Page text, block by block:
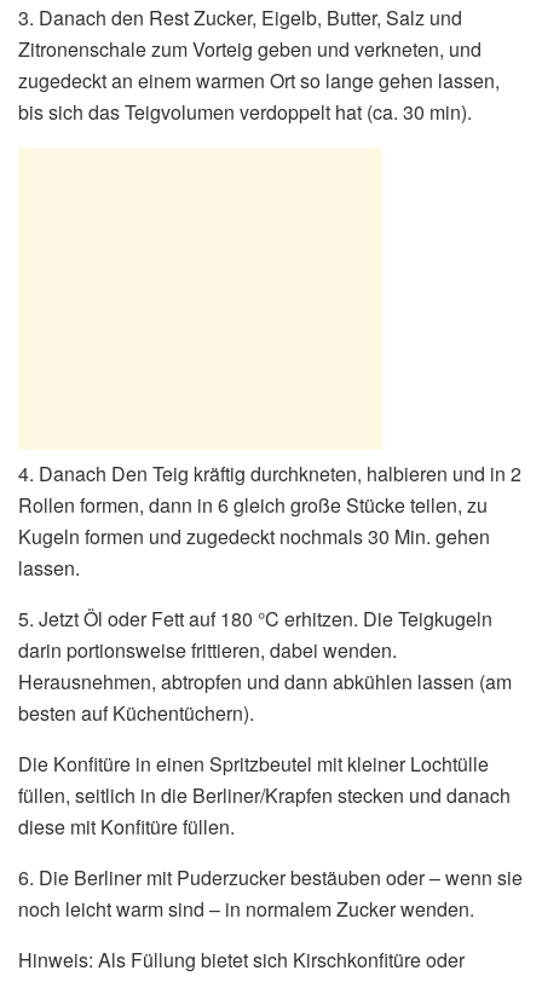
3. Danach den Rest Zucker, Eigelb, Butter, Salz und
Zitronenschale zum Vorteig geben und verkneten, und
zugedeckt an einem warmen Ort so lange gehen lassen,
bis sich das Teigvolumen verdoppelt hat (ca. 30 min).
4. Danach Den Teig kräftig durchkneten, halbieren und in 2
Rollen formen, dann in 6 gleich große Stücke teilen, zu
Kugeln formen und zugedeckt nochmals 30 Min. gehen
lassen.
5. Jetzt Öl oder Fett auf 180 °C erhitzen. Die Teigkugeln
darin portionsweise frittieren, dabei wenden.
Herausnehmen, abtropfen und dann abkühlen lassen (am
besten auf Küchentüchern).
Die Konfitüre in einen Spritzbeutel mit kleiner Lochtülle
füllen, seitlich in die Berliner/Krapfen stecken und danach
diese mit Konfitüre füllen.
6. Die Berliner mit Puderzucker bestäuben oder – wenn sie
noch leicht warm sind – in normalem Zucker wenden.
Hinweis: Als Füllung bietet sich Kirschkonfitüre oder